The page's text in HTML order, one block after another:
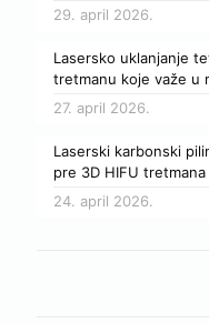
29. april 2026.
Lasersko uklanjanje
tretmanu koje važe u
27. april 2026.
Laserski karbonski
pre 3D HIFU tretmana
24. april 2026.